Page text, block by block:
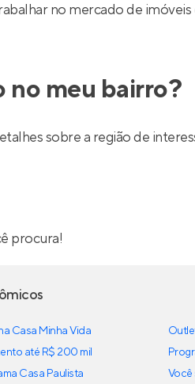
no mercado de
no meu bairro?
sobre a região de
procura!
Casa Minha Vida
até R$ 200 mil
Casa Paulista